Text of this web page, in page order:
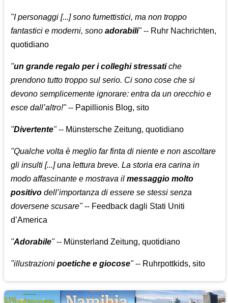
"I personaggi [...] sono fumettistici, ma non troppo
fantastici e moderni, sonoadorabili"-- Ruhr Nachrichten,
quotidiano
"un grande regalo per i colleghi stressatiche
prendono tutto troppo sul serio. Ci sono cose che si
devono semplicemente ignorare: entra da un orecchio e
esce dall’altro!"-- Papillionis Blog, sito
"Divertente"-- Münstersche Zeitung, quotidiano
"Qualche volta è meglio far finta di niente e non ascoltare
gli insulti [...] una lettura breve. La storia era carina in
modo affascinante e mostrava ilmessaggio molto
positivo dell’importanza di essere se stessi senza
doversene scusare"-- Feedback dagli Stati Uniti
d’America
"Adorabile"-- Münsterland Zeitung, quotidiano
"illustrazionipoetiche e giocose"-- Ruhrpottkids, sito